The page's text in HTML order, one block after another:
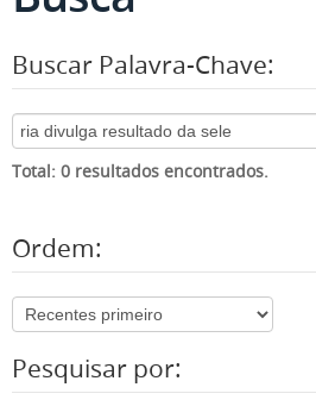
Buscar Palavra-Chave:
Total: 0 resultados encontrados.
Ordem:
Pesquisar por: